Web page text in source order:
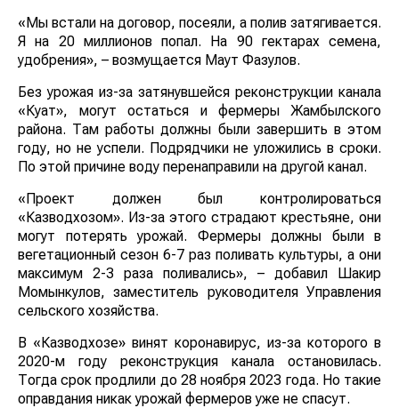
«Мы встали на договор, посеяли, а полив затягивается.
Я на 20 миллионов попал. На 90 гектарах семена,
удобрения», – возмущается Маут Фазулов.
Без урожая из-за затянувшейся реконструкции канала
«Куат», могут остаться и фермеры Жамбылского
района. Там работы должны были завершить в этом
году, но не успели. Подрядчики не уложились в сроки.
По этой причине воду перенаправили на другой канал.
«Проект должен был контролироваться
«Казводхозом». Из-за этого страдают крестьяне, они
могут потерять урожай. Фермеры должны были в
вегетационный сезон 6-7 раз поливать культуры, а они
максимум 2-3 раза поливались», – добавил Шакир
Момынкулов, заместитель руководителя Управления
сельского хозяйства.
В «Казводхозе» винят коронавирус, из-за которого в
2020-м году реконструкция канала остановилась.
Тогда срок продлили до 28 ноября 2023 года. Но такие
оправдания никак урожай фермеров уже не спасут.